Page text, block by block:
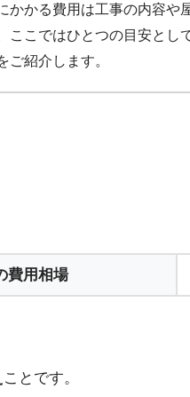
かかる費用は工事の内容や
ここではひとつの目安とし
ご紹介します。
費用相場
ことです。